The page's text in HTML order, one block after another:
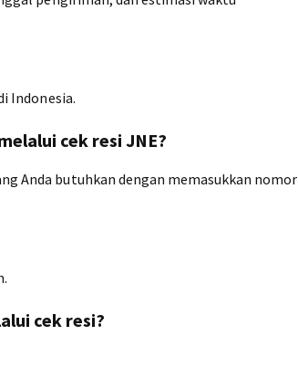
Indonesia.
cek resi JNE?
Anda butuhkan dengan memasukkan nomor
cek resi?